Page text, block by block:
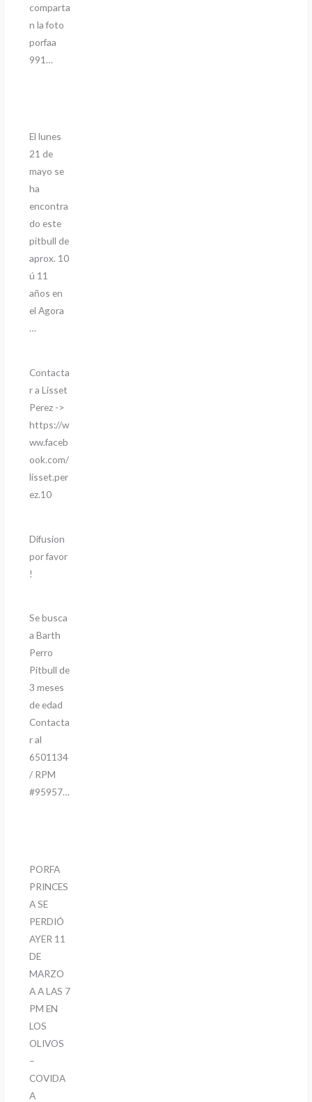
comparta
n la foto
porfaa
991…
El lunes
21 de
mayo se
ha
encontra
do este
pitbull de
aprox. 10
ú 11
años en
el Agora
…
Contacta
r a Lisset
Perez ->
https://w
ww.faceb
ook.com/
lisset.per
ez.10
Difusion
por favor
!
Se busca
a Barth
Perro
Pitbull de
3 meses
de edad
Contacta
r al
6501134
/ RPM
#95957…
PORFA
PRINCES
A SE
PERDIÓ
AYER 11
DE
MARZO
A A LAS 7
PM EN
LOS
OLIVOS
–
COVIDA
A